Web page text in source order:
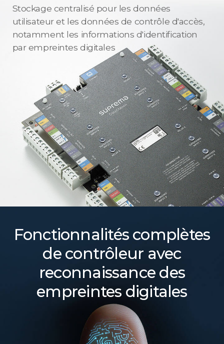
Stockage centralisé pour les données
utilisateur et les données de contrôle d'accès,
notamment les informations d'identification
par empreintes digitales
Fonctionnalités complètes
de contrôleur avec
reconnaissance des
empreintes digitales